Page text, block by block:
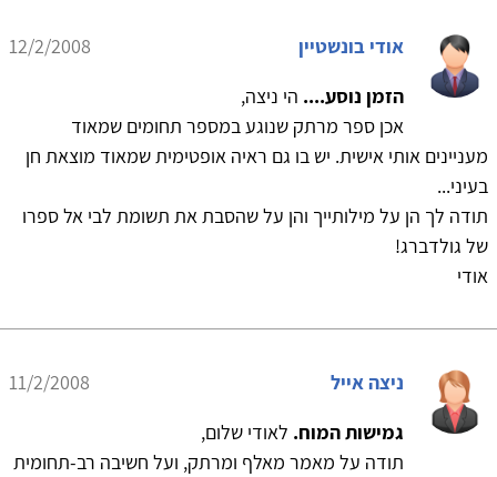
אודי בונשטיין
12/2/2008
הזמן נוסע.... הי ניצה,
אכן ספר מרתק שנוגע במספר תחומים שמאוד
מעניינים אותי אישית. יש בו גם ראיה אופטימית שמאוד מוצאת חן
בעיני...
תודה לך הן על מילותייך והן על שהסבת את תשומת לבי אל ספרו
של גולדברג!
אודי
ניצה אייל
11/2/2008
גמישות המוח. לאודי שלום,
תודה על מאמר מאלף ומרתק, ועל חשיבה רב-תחומית